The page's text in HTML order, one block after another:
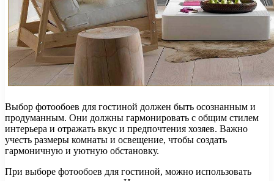
Выбор фотообоев для гостиной должен быть осознанным и
продуманным. Они должны гармонировать с общим стилем
интерьера и отражать вкус и предпочтения хозяев. Важно
учесть размеры комнаты и освещение, чтобы создать
гармоничную и уютную обстановку.
При выборе фотообоев для гостиной, можно использовать